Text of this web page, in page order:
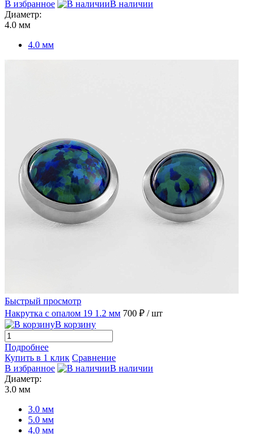
В избранное
В наличии
Диаметр:
4.0 мм
4.0 мм
Быстрый просмотр
Накрутка с опалом 19 1.2 мм 700 ₽ / шт
В корзину
Подробнее
Купить в 1 клик Сравнение
В избранное
В наличии
Диаметр:
3.0 мм
3.0 мм
5.0 мм
4.0 мм